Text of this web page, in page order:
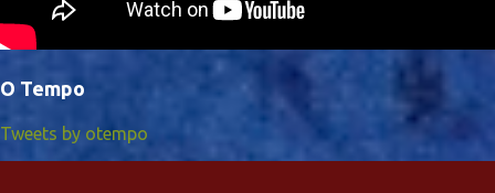
O Tempo
Tweets by otempo